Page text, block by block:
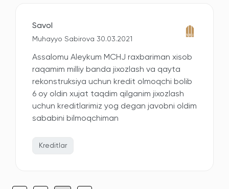
Savol
Muhayyo Sabirova 30.03.2021
Assalomu Aleykum MCHJ raxbariman xisob
raqamim milliy banda jixozlash va qayta
rekonstruksiya uchun kredit olmoqchi bolib
6 oy oldin xujat taqdim qilganim jixozlash
uchun kreditlarimiz yog degan javobni oldim
sababini bilmoqchiman
Kreditlar